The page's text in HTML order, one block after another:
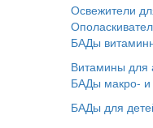
Освежители
БАДы
Витамины для
БАДы макро-
БАДы для